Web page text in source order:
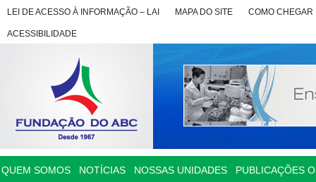
LEI DE ACESSO À INFORMAÇÃO – LAI MAPA DO SITE COMO CHEGAR
ACESSIBILIDADE
QUEM SOMOS NOTÍCIAS NOSSAS UNIDADES PUBLICAÇÕES